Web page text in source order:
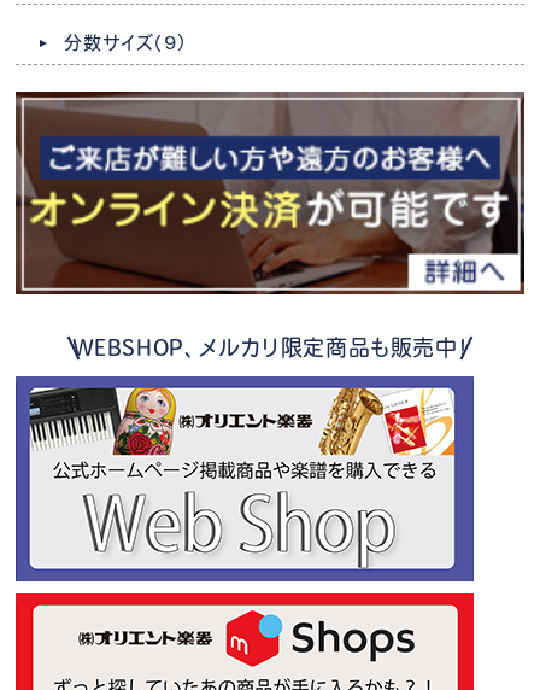
分数サイズ （9）
WEBSHOP、メルカリ限定商品も販売中！